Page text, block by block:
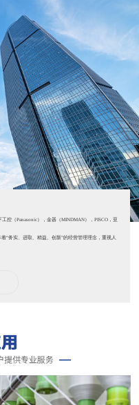
（Panasonic），金器（MINDMAN），PISCO，亚
务实、进取、精益、创新”的经营管理理念，重视人